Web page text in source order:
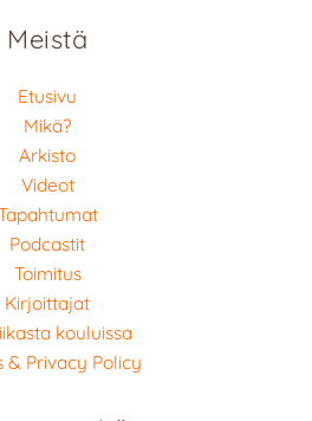
Meistä
Etusivu
Mikä?
Arkisto
Videot
Podcastit
Toimitus
Kirjoittajat
kouluissa
& Privacy Policy